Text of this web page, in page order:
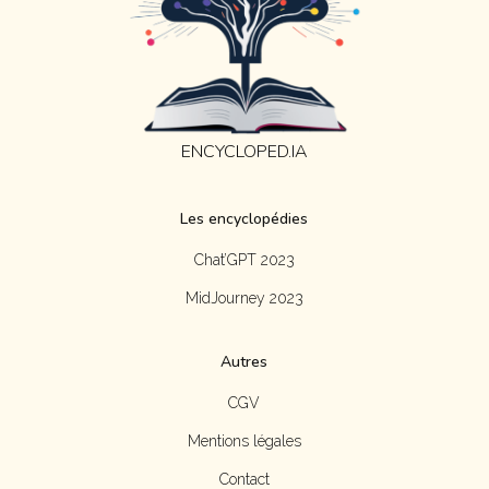
ENCYCLOPED.IA
Les encyclopédies
Chat’GPT 2023
MidJourney 2023
Autres
CGV
Mentions légales
Contact